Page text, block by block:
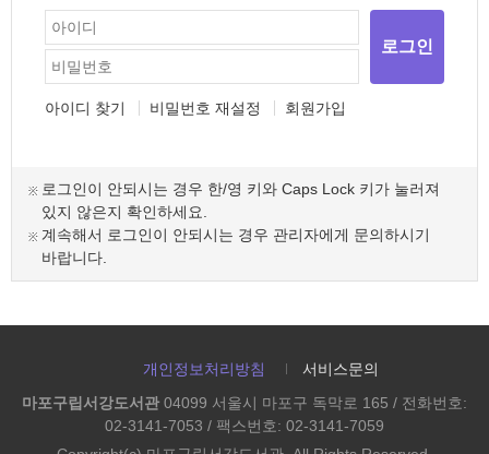
로그인
아이디 찾기 비밀번호 재설정 회원가입
로그인이 안되시는 경우 한/영 키와 Caps Lock 키가 눌러져
있지 않은지 확인하세요.
계속해서 로그인이 안되시는 경우 관리자에게 문의하시기
바랍니다.
개인정보처리방침
서비스문의
마포구립서강도서관 04099 서울시 마포구 독막로 165 / 전화번호:
02-3141-7053 / 팩스번호: 02-3141-7059